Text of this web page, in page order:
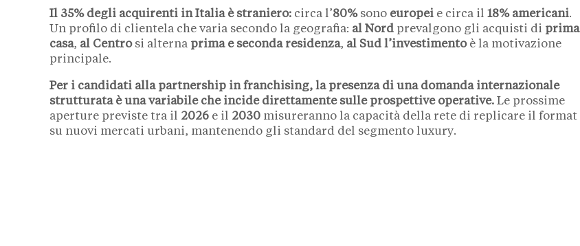
Il 35% degli acquirenti in Italia è straniero: circa l’80%sono europei e circa il 18% americani.
Un profilo di clientela che varia secondo la geografia: al Nord prevalgono gli acquisti di prima
casa, al Centrosi alterna prima e seconda residenza, al Sud l’investimentoè la motivazione
principale.
Per i candidati alla partnership in franchising, la presenza di una domanda internazionale
strutturata è una variabile che incide direttamente sulle prospettive operative. Le prossime
aperture previste tra il 2026 e il 2030 misureranno la capacità della rete di replicare il format
su nuovi mercati urbani, mantenendo gli standard del segmento luxury.